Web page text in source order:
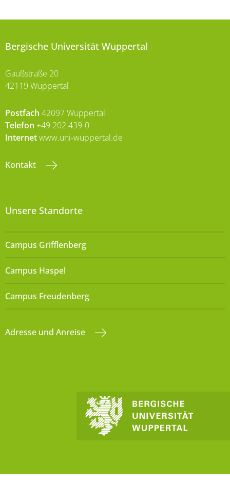
Bergische Universität Wuppertal
Gaußstraße 20
42119 Wuppertal
Postfach 42097 Wuppertal
Telefon +49 202 439-0
Internetwww.uni-wuppertal.de
Kontakt
Unsere Standorte
Campus Grifflenberg
Campus Haspel
Campus Freudenberg
Adresse und Anreise